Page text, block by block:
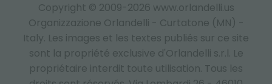
Copyright © 2009-2026 www.orlandelli.us
Organizzazione Orlandelli - Curtatone (MN) -
Italy. Les images et les textes publiés sur ce site
sont la propriété exclusive d'Orlandelli s.r.l. Le
propriétaire interdit toute utilisation. Tous les